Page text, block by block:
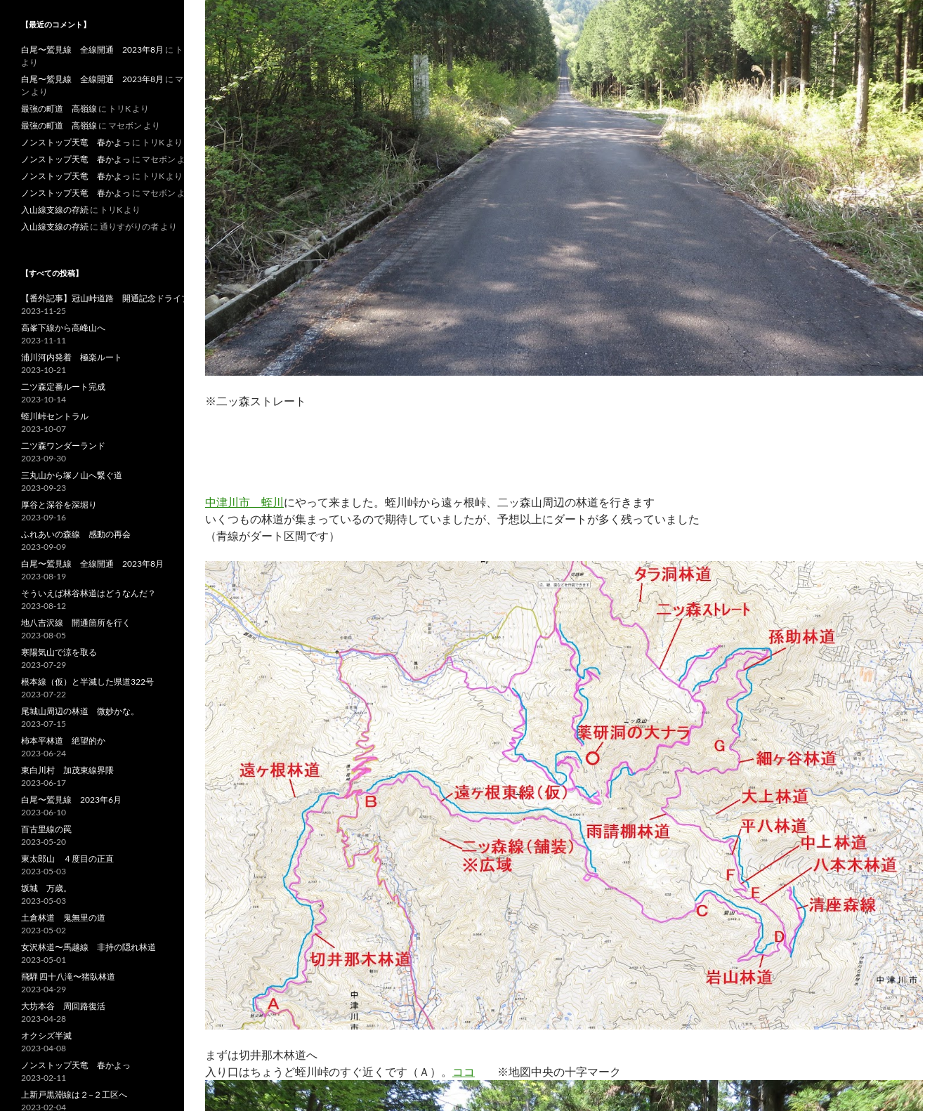
※二ッ森ストレート
中津川市 蛭川 にやって来ました。蛭川峠から遠ヶ根峠、二ッ森山周辺の林道を行きます
いくつもの林道が集まっているので期待していましたが、予想以上にダートが多く残っていました
（青線がダート区間です）
まずは切井那木林道へ
入り口はちょうど蛭川峠のすぐ近くです（Ａ）。
ココ ※地図中央の十字マーク
【最近のコメント】
白尾〜鷲見線 全線開通 2023年8月 に トリK
より
白尾〜鷲見線 全線開通 2023年8月 に マセボ
ン より
最強の町道 高嶺線 に トリK より
最強の町道 高嶺線 に マセボン より
ノンストップ天竜 春かよっ に トリK より
ノンストップ天竜 春かよっ に マセボン より
ノンストップ天竜 春かよっ に トリK より
ノンストップ天竜 春かよっ に マセボン より
入山線支線の存続 に トリK より
入山線支線の存続 に 通りすがりの者 より
【すべての投稿】
【番外記事】冠山峠道路 開通記念ドライブ
2023-11-25
高峯下線から高峰山へ
2023-11-11
浦川河内発着 極楽ルート
2023-10-21
二ツ森定番ルート完成
2023-10-14
蛭川峠セントラル
2023-10-07
二ツ森ワンダーランド
2023-09-30
三丸山から塚ノ山へ繋ぐ道
2023-09-23
厚谷と深谷を深堀り
2023-09-16
ふれあいの森線 感動の再会
2023-09-09
白尾〜鷲見線 全線開通 2023年8月
2023-08-19
そういえば林谷林道はどうなんだ？
2023-08-12
地八吉沢線 開通箇所を行く
2023-08-05
寒陽気山で涼を取る
2023-07-29
根本線（仮）と半滅した県道322号
2023-07-22
尾城山周辺の林道 微妙かな。
2023-07-15
柿本平林道 絶望的か
2023-06-24
東白川村 加茂東線界隈
2023-06-17
白尾〜鷲見線 2023年6月
2023-06-10
百古里線の罠
2023-05-20
東太郎山 ４度目の正直
2023-05-03
坂城 万歳。
2023-05-03
土倉林道 鬼無里の道
2023-05-02
女沢林道〜馬越線 非持の隠れ林道
2023-05-01
飛騨 四十八滝〜猪臥林道
2023-04-29
大坊本谷 周回路復活
2023-04-28
オクシズ半滅
2023-04-08
ノンストップ天竜 春かよっ
2023-02-11
上新戸黒淵線は２−２工区へ
2023-02-04